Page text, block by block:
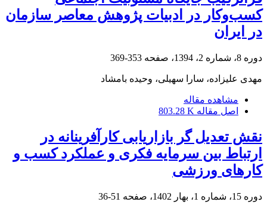
کسب‌وکار در ادبیات پژوهش معاصر سازمان
در ایران
دوره 8، شماره 2، 1394، صفحه 353-369
مهدی علیزاده، سارا سهیلی، وحیده بامشاد
مشاهده مقاله
اصل مقاله 803.28 K
نقش تعدیل گر بازاریابی کارآفرینانه در
ارتباط بین سرمایه فکری و عملکرد کسب و
کارهای ورزشی
دوره 15، شماره 1، بهار 1402، صفحه 51-36